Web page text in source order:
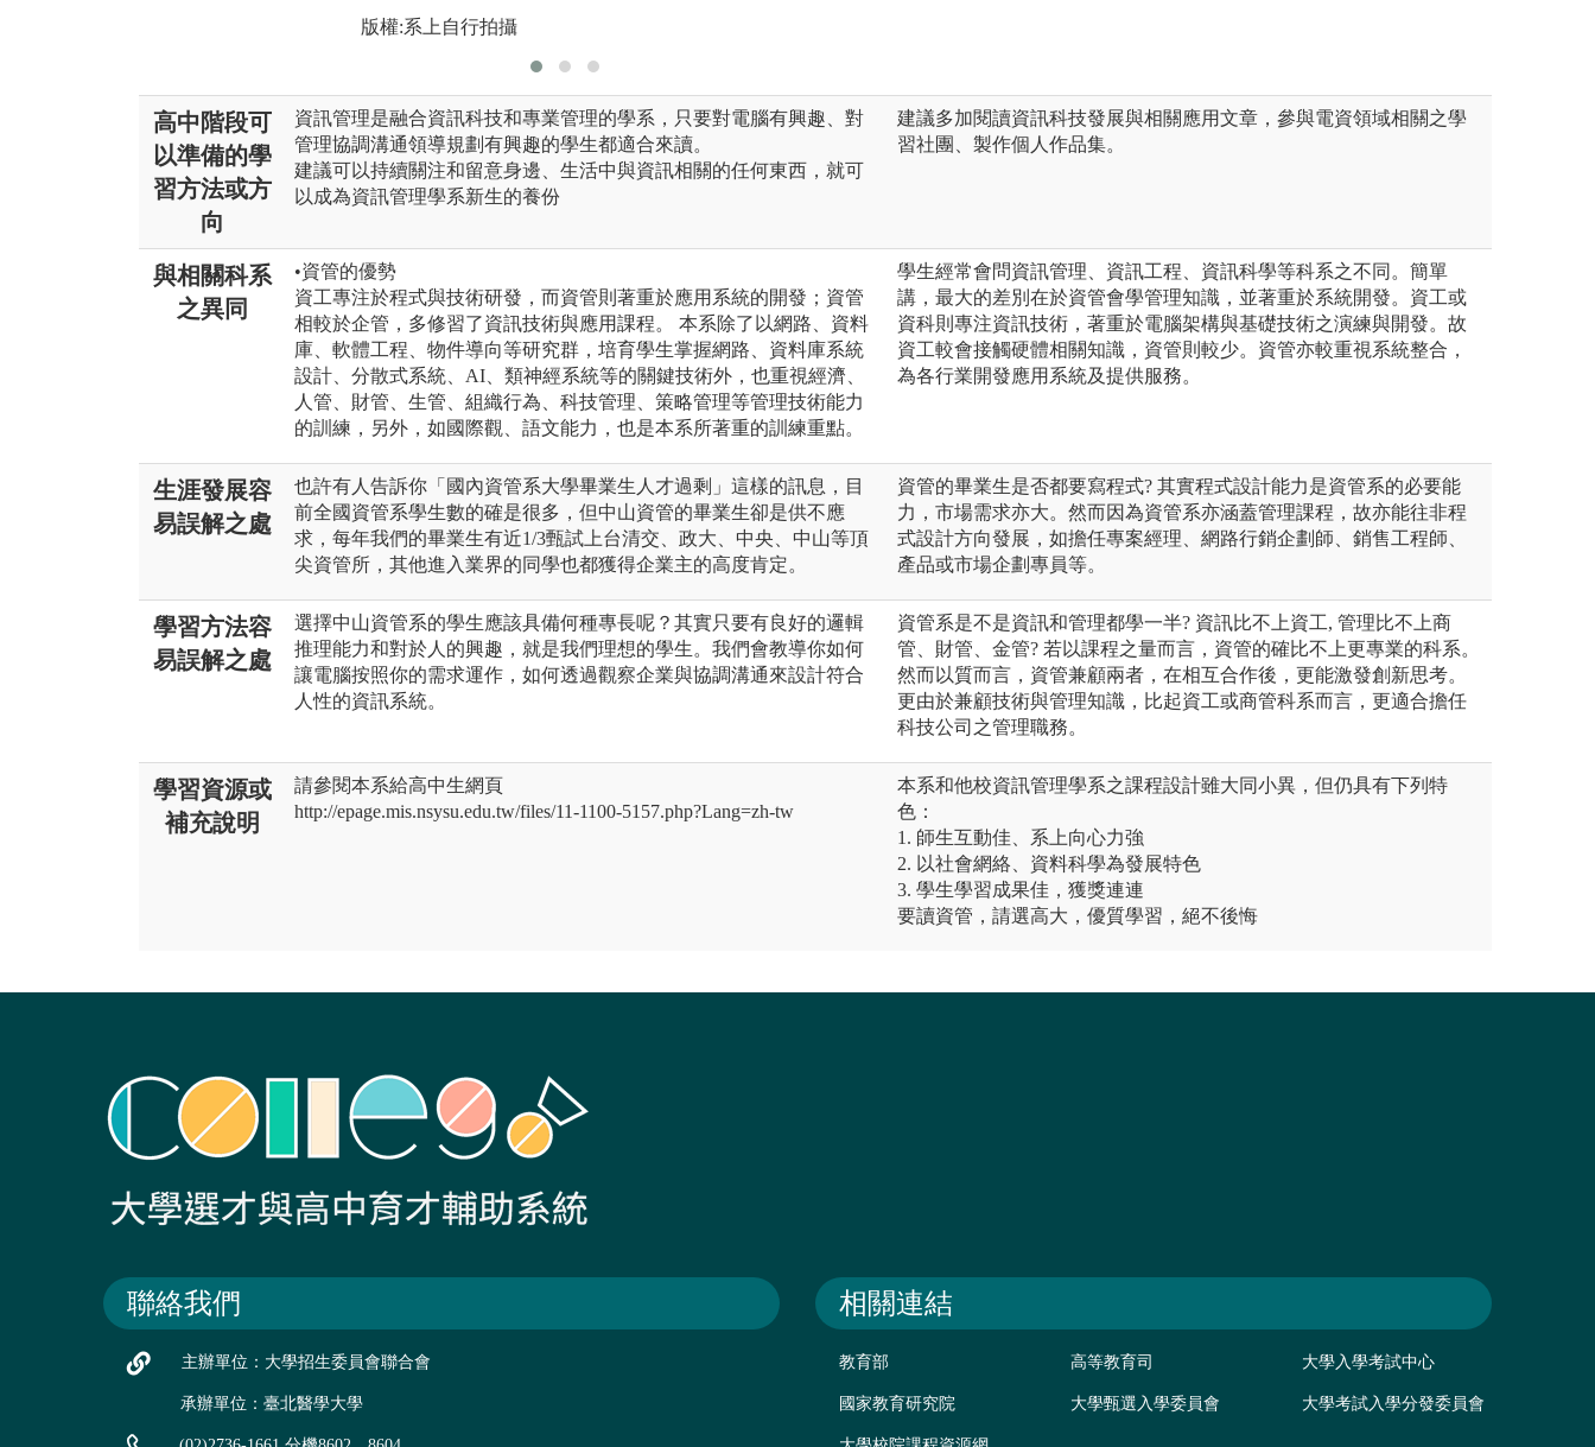
版權:系上自行拍攝
高中階段可
以準備的學
習方法或方
向
資訊管理是融合資訊科技和專業管理的學系，只要對電腦有興趣、對
管理協調溝通領導規劃有興趣的學生都適合來讀。
建議可以持續關注和留意身邊、生活中與資訊相關的任何東西，就可
以成為資訊管理學系新生的養份
建議多加閱讀資訊科技發展與相關應用文章，參與電資領域相關之學
習社團、製作個人作品集。
與相關科系
之異同
•資管的優勢
資工專注於程式與技術研發，而資管則著重於應用系統的開發；資管
相較於企管，多修習了資訊技術與應用課程。 本系除了以網路、資料
庫、軟體工程、物件導向等研究群，培育學生掌握網路、資料庫系統
設計、分散式系統、AI、類神經系統等的關鍵技術外，也重視經濟、
人管、財管、生管、組織行為、科技管理、策略管理等管理技術能力
的訓練，另外，如國際觀、語文能力，也是本系所著重的訓練重點。
學生經常會問資訊管理、資訊工程、資訊科學等科系之不同。簡單
講，最大的差別在於資管會學管理知識，並著重於系統開發。資工或
資科則專注資訊技術，著重於電腦架構與基礎技術之演練與開發。故
資工較會接觸硬體相關知識，資管則較少。資管亦較重視系統整合，
為各行業開發應用系統及提供服務。
生涯發展容
易誤解之處
也許有人告訴你「國內資管系大學畢業生人才過剩」這樣的訊息，目
前全國資管系學生數的確是很多，但中山資管的畢業生卻是供不應
求，每年我們的畢業生有近1/3甄試上台清交、政大、中央、中山等頂
尖資管所，其他進入業界的同學也都獲得企業主的高度肯定。
資管的畢業生是否都要寫程式? 其實程式設計能力是資管系的必要能
力，市場需求亦大。然而因為資管系亦涵蓋管理課程，故亦能往非程
式設計方向發展，如擔任專案經理、網路行銷企劃師、銷售工程師、
產品或市場企劃專員等。
學習方法容
易誤解之處
選擇中山資管系的學生應該具備何種專長呢？其實只要有良好的邏輯
推理能力和對於人的興趣，就是我們理想的學生。我們會教導你如何
讓電腦按照你的需求運作，如何透過觀察企業與協調溝通來設計符合
人性的資訊系統。
資管系是不是資訊和管理都學一半? 資訊比不上資工, 管理比不上商
管、財管、金管? 若以課程之量而言，資管的確比不上更專業的科系。
然而以質而言，資管兼顧兩者，在相互合作後，更能激發創新思考。
更由於兼顧技術與管理知識，比起資工或商管科系而言，更適合擔任
科技公司之管理職務。
學習資源或
補充說明
請參閱本系給高中生網頁
http://epage.mis.nsysu.edu.tw/files/11-1100-5157.php?Lang=zh-tw
本系和他校資訊管理學系之課程設計雖大同小異，但仍具有下列特
色：
1. 師生互動佳、系上向心力強
2. 以社會網絡、資料科學為發展特色
3. 學生學習成果佳，獲獎連連
要讀資管，請選高大，優質學習，絕不後悔
聯絡我們
主辦單位：大學招生委員會聯合會
承辦單位：臺北醫學大學
相關連結
教育部 高等教育司 大學入學考試中心
國家教育研究院 大學甄選入學委員會 大學考試入學分發委員會